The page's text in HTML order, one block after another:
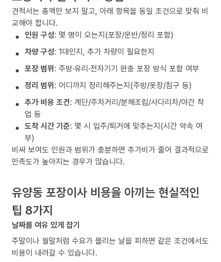
견적서는 총액만 보지 말고, 아래 항목을 동일 조건으로 맞춰 비
교해야 합니다.
인원 구성: 몇 명이 오는지(포장/운반/정리 포함)
차량 구성: 1대인지, 추가 차량이 필요한지
포장 범위: 주방·유리·전자기기 완충 포장 방식 포함 여부
정리 범위: 어디까지 정리해주는지(주방/옷장/침구 등)
추가 비용 조건: 계단/주차거리/분해조립/사다리차/야간 작
업 등
도착 시간 기준: 몇 시 입주/퇴거에 맞추는지(시간 약속 여
부)
비싸 보여도 인원과 범위가 충분하면 추가비가 줄어 결과적으로
만족도가 높아지는 경우가 많습니다.
유양동 포장이사 비용을 아끼는 현실적인
팁 8가지
날짜를 여유 있게 잡기
주말이나 월말처럼 수요가 몰리는 날을 피하면 같은 조건에서도
비용이 내려갈 수 있습니다.